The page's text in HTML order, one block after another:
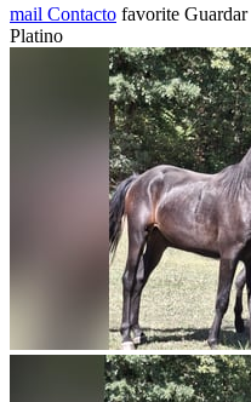
mail Contacto favorite Guardar
Platino